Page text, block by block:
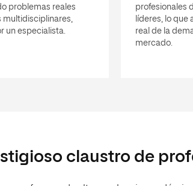
problemas reales
multidisciplinares,
un especialista.
profesionales
líderes, lo que
real de la
mercado.
claustro de